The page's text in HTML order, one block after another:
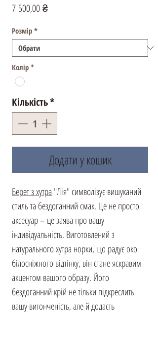
7 500,00 ₴Ціна
Розмір *
Колір *
Кількість*
Додати у кошик
Берет з хутра "Лія" символізує вишуканий
стиль та бездоганний смак. Це не просто
аксесуар – це заява про вашу
індивідуальність. Виготовлений з
натурального хутра норки, що радує око
білосніжного відтінку, він стане яскравим
акцентом вашого образу. Його
бездоганний крій не тільки підкреслить
вашу витонченість, але й додасть